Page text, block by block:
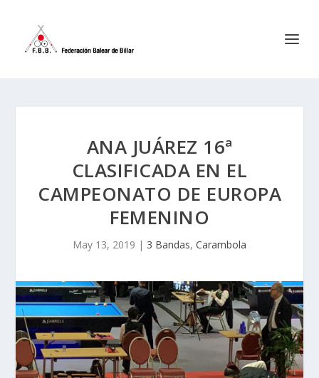
ANA JUÁREZ 16ª
CLASIFICADA EN EL
CAMPEONATO DE EUROPA
FEMENINO
May 13, 2019 | 3 Bandas, Carambola